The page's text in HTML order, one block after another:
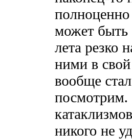
может быть
лета резко
ними в
вообще
посмотрим.
никого не